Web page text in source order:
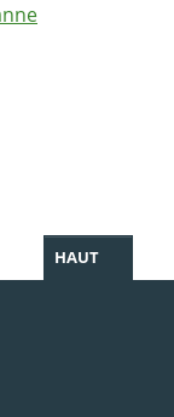
Facebook
profil Twitter
par WhatsApp
HAUT